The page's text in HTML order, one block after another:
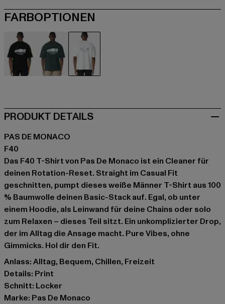
FARBOPTIONEN
PRODUKT DETAILS
PAS DE MONACO
F40
Das F40 T-Shirt von Pas De Monaco ist ein Cleaner für
deinen Rotation-Reset. Straight im Casual Fit
geschnitten, pumpt dieses weiße Männer T-Shirt aus 100
% Baumwolle deinen Basic-Stack auf. Egal, ob unter
einem Hoodie, als Leinwand für deine Chains oder solo
zum Relaxen – dieses Teil sitzt. Ein unkomplizierter Drop,
der im Alltag die Ansage macht. Pure Vibes, ohne
Gimmicks. Hol dir den Fit.
Anlass: Alltag, Bequem, Chillen, Freizeit
Details: Print
Schnitt: Locker
Marke: Pas De Monaco